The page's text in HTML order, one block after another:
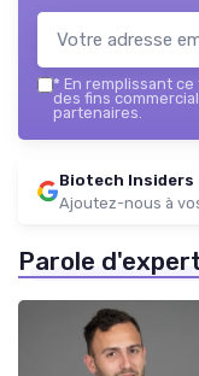
* En remplissant ce
des fins
partenaires.
Biotech Insiders
Ajoutez-nous à
Parole